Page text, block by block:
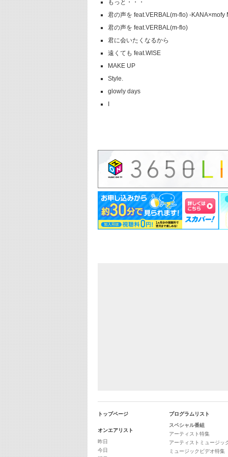
もっと・・・
君の声を feat.VERBAL(m-flo) -KANA×mofy
君の声を feat.VERBAL(m-flo)
君に会いたくなるから
遠くても feat.WISE
MAKE UP
Style.
glowly days
トップページ
オンエアリスト
昨日
今日
プログラムリスト
スペシャル番組
アーティスト特集
アーティストミュージッ
ミュージックビデオ特集